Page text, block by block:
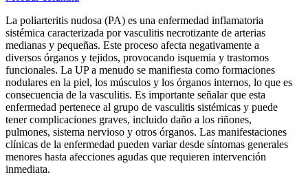
La poliarteritis nudosa (PA) es una enfermedad inflamatoria
sistémica caracterizada por vasculitis necrotizante de arterias
medianas y pequeñas. Este proceso afecta negativamente a
diversos órganos y tejidos, provocando isquemia y trastornos
funcionales. La UP a menudo se manifiesta como formaciones
nodulares en la piel, los músculos y los órganos internos, lo que es
consecuencia de la vasculitis. Es importante señalar que esta
enfermedad pertenece al grupo de vasculitis sistémicas y puede
tener complicaciones graves, incluido daño a los riñones,
pulmones, sistema nervioso y otros órganos. Las manifestaciones
clínicas de la enfermedad pueden variar desde síntomas generales
menores hasta afecciones agudas que requieren intervención
inmediata.